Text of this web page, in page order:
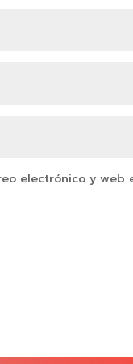
electrónico y